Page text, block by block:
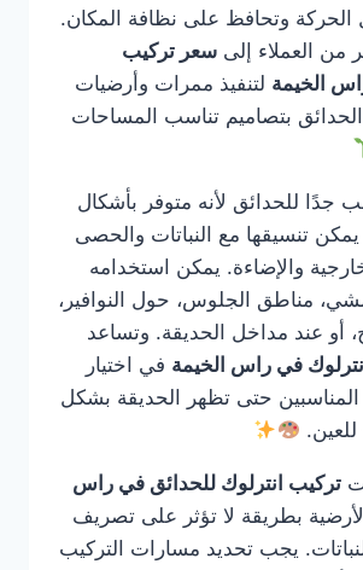
وتحافظ على نظافة المكان.
من العملاء إلى سعر تركيب
الخيمة لتنفيذ ممرات وأرضيات
الحدائق بتصاميم تناسب المساحات
جدًا للحدائق لأنه متوفر بأشكال
يمكن تنسيقها مع النباتات والحصى
والإضاءة. يمكن استخدامه
مناطق الجلوس، حول النوافير،
أو عند مداخل الحديقة. وتساعد
في راس الخيمة في اختيار
المناسبين حتى تظهر الحديقة بشكل
تركيب انترلوك للحدائق في راس
بطريقة لا تؤثر على تصريف
يجب تحديد مسارات التركيب